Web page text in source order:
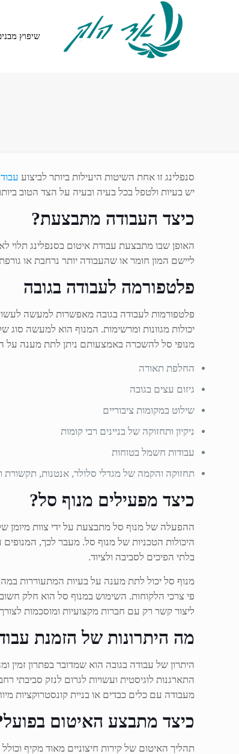
שיפוץ
סנפלינג זו אחת השיטות היעילות ביותר לביצוע
יש בעיות ולטפל בכל בעיה ובעיה על הצד הטוב
כיצד העבודה מתבצעת?
האופן שבו מתבצעת עבודת איטום בסנפלינג תלוי
ליישם המון חומר או שהעבודה יותר נרחבת או
פלטפורמה לעבודה בגובה
פלטפורמות לעבודה בגובה מאפשרות למעשה
מנופי סל להשכרה באמצעותם ניתן לתת מענה על
החלפת תאורה
גיזום עצים בגובה
שילוט במקומות ציבוריים
ניקיון ותחזוקה של בניינים רבי קומות
עבודות חשמל בטוחות
תחזוקה והקמה של מגדלי סלולר, אנטנות, תקשורת
כיצד מפעילים מנוף
ההפעלה של מנוף סל מתבצעת על ידי צוות מיומן
היכולות הטכניות של מנוף סל. מעבר לכך,
בלתי הפיכים לסביבה ולציוד.
מנוף סל יכול לתת מענה על בעיות המתעוררות
פי צרכי הלקוחות. השימוש במנוף סל הוא חלק
ליצור קשר רק עם חברות מקצועיות ומוסכמות
מה היתרונות של הזמנת
היתרון של עבודה בגובה הוא שמדובר בפתרון זמין
התארגנות לוגיסטית ועשויות לגרום לנזק סביבתי
מעבודה עם כלים כבדים או בניית קונסטרוקציות
כיצד מתבצע האיטום
תהליך האיטום של קירות חיצוניים מאוד מקיף